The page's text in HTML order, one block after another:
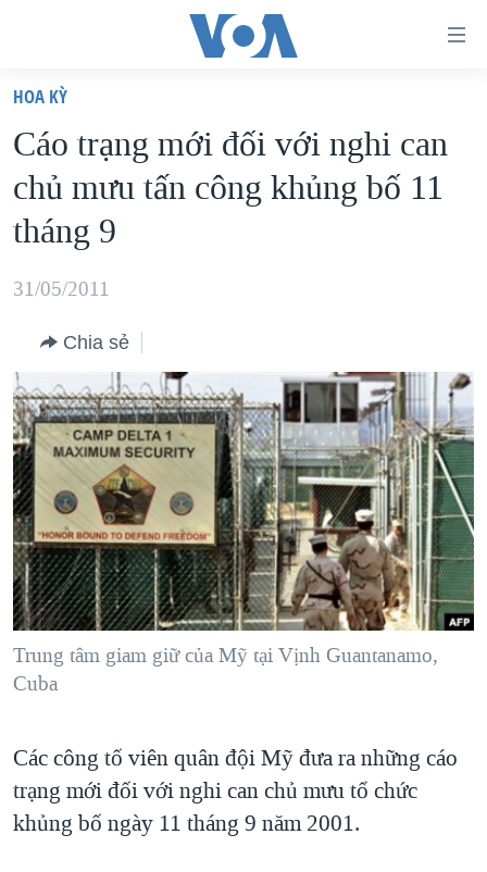
truy
cập
Tới
nội
chính
hướng
chính
Đi
tới
"Tìm"
VIỆT NAM
HOA KỲ
BIỂN ĐÔNG
THẾ GIỚI
DIỄN ĐÀN
MỤC
TỰ DO BÁO CHÍ
VẠCH TRẦN TIN GIẢ
NGƯỜI VIỆT HẢI NGOẠI
ĐỜI SỐNG
KINH TẾ
KHOA HỌC
SỨC KHOẺ
THỂ THAO
GIÁO DỤC
CHUYÊN ĐỀ
CHIẾN TRANH THƯƠNG MẠI CỦA MỸ: QUÁ KHỨ VÀ HIỆN
TẠI
HÀNH TRÌNH BẦU CỬ 2024
MỘT NĂM CHIẾN TRANH TẠI DẢI GAZA
GIẢI MÃ VÀNH ĐAI & CON ĐƯỜNG
NGÀY TỊ NẠN THẾ GIỚI
TRỊNH VĨNH BÌNH - NGƯỜI HẠ 'BÊN THẮNG CUỘC'
CHI PHÍ CHIẾN TRANH AFGHANISTAN
CÁC GIÁ TRỊ CỘNG HÒA Ở VIỆT NAM
HỌC TIẾNG ANH
VIDEO
NGHE
MẠNG XÃ HỘI
HOA KỲ
Cáo trạng mới đối với nghi can
chủ mưu tấn công khủng bố 11
tháng 9
31/05/2011
Chia sẻ
Trung tâm giam giữ của Mỹ tại Vịnh Guantanamo,
Cuba
Các công tố viên quân đội Mỹ đưa ra những cáo
trạng mới đối với nghi can chủ mưu tổ chức
khủng bố ngày 11 tháng 9 năm 2001.